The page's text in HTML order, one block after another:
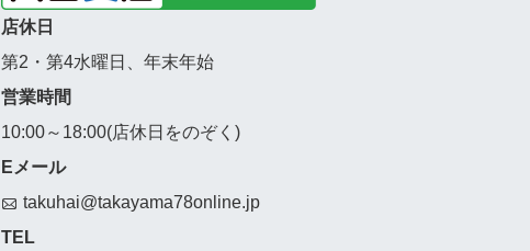
店休日
第2・第4水曜日、年末年始
営業時間
10:00～18:00(店休日をのぞく)
Eメール
takuhai@takayama78online.jp
TEL